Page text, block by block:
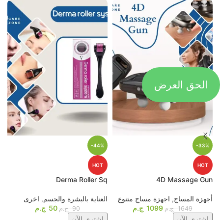
-33%
HOT
4D Massage Gun
أجهزة المساج, اجهزة مساج متنوع
1649 ج.م 1099 ج.م
-44%
HOT
Derma Roller Sq
العناية بالبشرة والجسم, اخرى
90 ج.م 50 ج.م
الحق العرض